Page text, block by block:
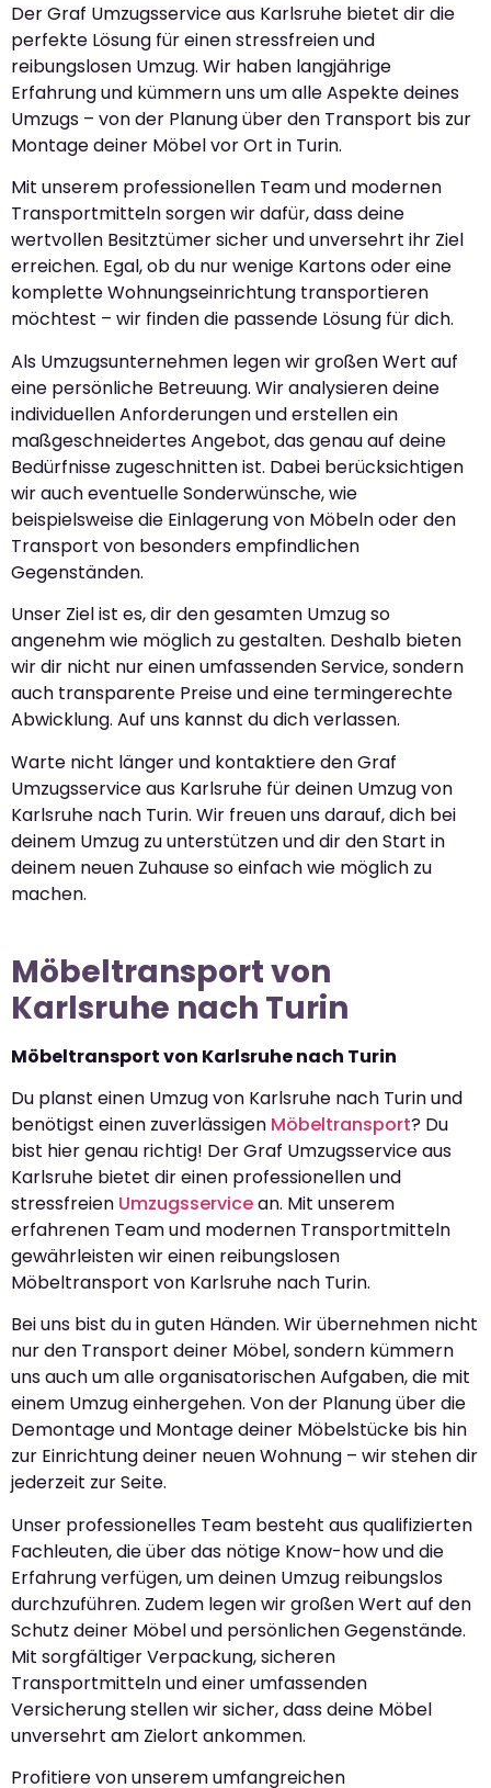
Der Graf Umzugsservice aus Karlsruhe bietet dir die
perfekte Lösung für einen stressfreien und
reibungslosen Umzug. Wir haben langjährige
Erfahrung und kümmern uns um alle Aspekte deines
Umzugs – von der Planung über den Transport bis zur
Montage deiner Möbel vor Ort in Turin.
Mit unserem professionellen Team und modernen
Transportmitteln sorgen wir dafür, dass deine
wertvollen Besitztümer sicher und unversehrt ihr Ziel
erreichen. Egal, ob du nur wenige Kartons oder eine
komplette Wohnungseinrichtung transportieren
möchtest – wir finden die passende Lösung für dich.
Als Umzugsunternehmen legen wir großen Wert auf
eine persönliche Betreuung. Wir analysieren deine
individuellen Anforderungen und erstellen ein
maßgeschneidertes Angebot, das genau auf deine
Bedürfnisse zugeschnitten ist. Dabei berücksichtigen
wir auch eventuelle Sonderwünsche, wie
beispielsweise die Einlagerung von Möbeln oder den
Transport von besonders empfindlichen
Gegenständen.
Unser Ziel ist es, dir den gesamten Umzug so
angenehm wie möglich zu gestalten. Deshalb bieten
wir dir nicht nur einen umfassenden Service, sondern
auch transparente Preise und eine termingerechte
Abwicklung. Auf uns kannst du dich verlassen.
Warte nicht länger und kontaktiere den Graf
Umzugsservice aus Karlsruhe für deinen Umzug von
Karlsruhe nach Turin. Wir freuen uns darauf, dich bei
deinem Umzug zu unterstützen und dir den Start in
deinem neuen Zuhause so einfach wie möglich zu
machen.
Möbeltransport von
Karlsruhe nach Turin
Möbeltransport von Karlsruhe nach Turin
Du planst einen Umzug von Karlsruhe nach Turin und
benötigst einen zuverlässigen Möbeltransport? Du
bist hier genau richtig! Der Graf Umzugsservice aus
Karlsruhe bietet dir einen professionellen und
stressfreien Umzugsservicean. Mit unserem
erfahrenen Team und modernen Transportmitteln
gewährleisten wir einen reibungslosen
Möbeltransport von Karlsruhe nach Turin.
Bei uns bist du in guten Händen. Wir übernehmen nicht
nur den Transport deiner Möbel, sondern kümmern
uns auch um alle organisatorischen Aufgaben, die mit
einem Umzug einhergehen. Von der Planung über die
Demontage und Montage deiner Möbelstücke bis hin
zur Einrichtung deiner neuen Wohnung – wir stehen dir
jederzeit zur Seite.
Unser professionelles Team besteht aus qualifizierten
Fachleuten, die über das nötige Know-how und die
Erfahrung verfügen, um deinen Umzug reibungslos
durchzuführen. Zudem legen wir großen Wert auf den
Schutz deiner Möbel und persönlichen Gegenstände.
Mit sorgfältiger Verpackung, sicheren
Transportmitteln und einer umfassenden
Versicherung stellen wir sicher, dass deine Möbel
unversehrt am Zielort ankommen.
Profitiere von unserem umfangreichen